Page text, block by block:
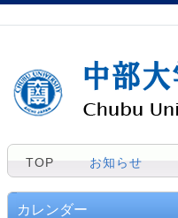
TOP お知らせ
カレンダー